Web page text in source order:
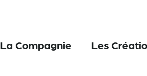
La Compagnie Les